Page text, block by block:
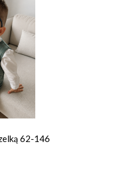
62-146